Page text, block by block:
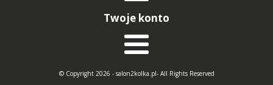
Twoje konto
© Copyright 2026 - salon2kolka.pl- All Rights Reserved